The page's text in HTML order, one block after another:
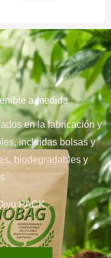
a medida
en la fabricación y
incluidas bolsas y
biodegradables y
PACK